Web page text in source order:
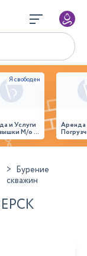
и Услуги
М/о г.
место
Бурение
скважин